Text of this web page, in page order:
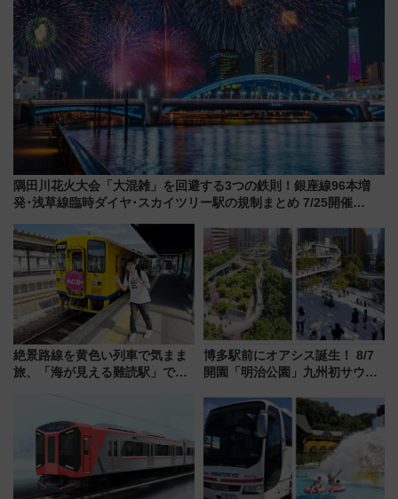
隅田川花火大会「大混雑」を回避する3つの鉄則！銀座線96本増
発･浅草線臨時ダイヤ･スカイツリー駅の規制まとめ 7/25開催
絶景路線を黄色い列車で気まま
旅、「海が見える難読駅」で幸
の舞台は「島原鉄道」
博多駅前にオアシス誕生！ 8/7
開園「明治公園」九州初サウナ
品グルメ登場で駅前の過ごし方
はどう変わる？